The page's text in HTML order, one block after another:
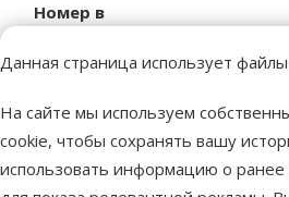
Данная страница использует
На сайте мы используем
cookie, чтобы сохранять вашу
использовать информацию о
Номер в
EAN
Лучшее для твоего питомца
Dino Zoo рекомендует